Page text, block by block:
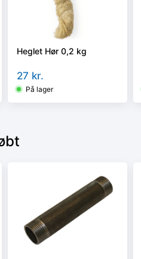
Heglet Hør 0,2 kg
27 kr.
På lager